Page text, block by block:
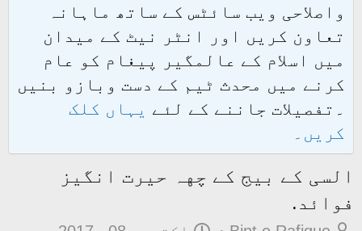
واصلاحی ویب سائٹس کے ساتھ ماہانہ
تعاون کریں اور انٹر نیٹ کے میدان
میں اسلام کے عالمگیر پیغام کو عام
کرنے میں محدث ٹیم کے دست وبازو بنیں
۔تفصیلات جاننے کے لئے یہاں کلک
کریں۔
السی کے بیج کے چهہ حیرت انگیز
فوائد.